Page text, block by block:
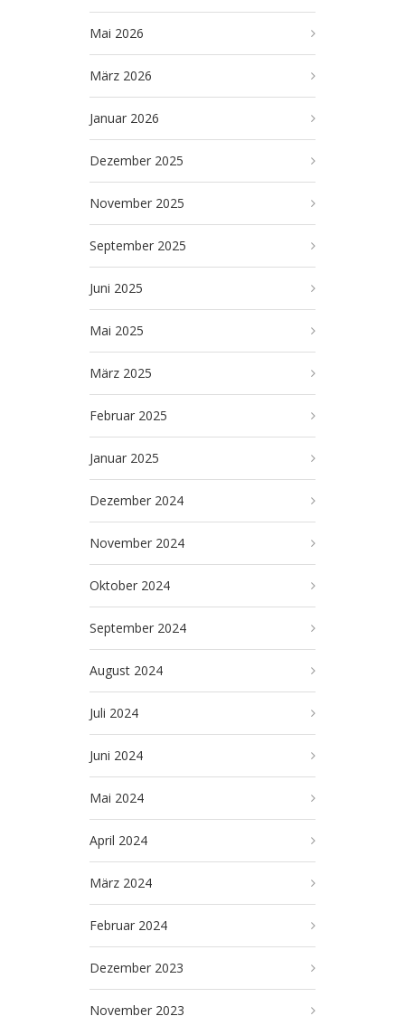
Mai 2026
März 2026
Januar 2026
Dezember 2025
November 2025
September 2025
Juni 2025
Mai 2025
März 2025
Februar 2025
Januar 2025
Dezember 2024
November 2024
Oktober 2024
September 2024
August 2024
Juli 2024
Juni 2024
Mai 2024
April 2024
März 2024
Februar 2024
Dezember 2023
November 2023